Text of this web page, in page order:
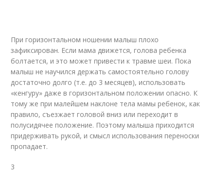
При горизонтальном ношении малыш плохо
зафиксирован. Если мама движется, голова ребенка
болтается, и это может привести к травме шеи. Пока
малыш не научился держать самостоятельно голову
достаточно долго (т.е. до 3 месяцев), использовать
«кенгуру» даже в горизонтальном положении опасно. К
тому же при малейшем наклоне тела мамы ребенок, как
правило, съезжает головой вниз или переходит в
полусидячее положение. Поэтому малыша приходится
придерживать рукой, и смысл использования переноски
пропадает.
3